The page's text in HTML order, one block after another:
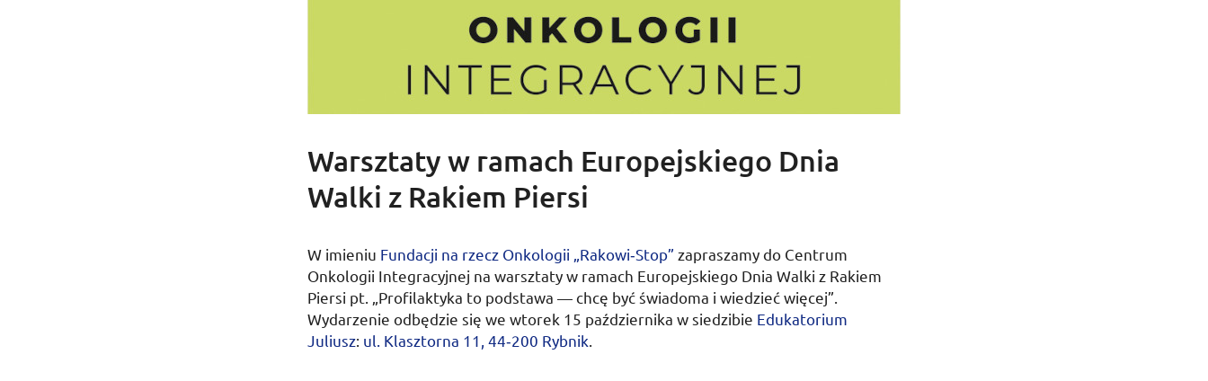
Warsztaty w ramach Europejskiego Dnia
Walki z Rakiem Piersi
W imieniu Fundacji na rzecz Onkologii „Rakowi­‑Stop” zapraszamy do Centrum
Onkologii Integracyjnej na warsztaty w ramach Europejskiego Dnia Walki z Rakiem
Piersi pt.
„Profilaktyka to podstawa — chcę być świadoma i wiedzieć więcej”.
Wydarzenie odbędzie się we wtorek 15 października w siedzibie Edukatorium
Juliusz: ul. Klasztorna 11, 44‑200 Rybnik